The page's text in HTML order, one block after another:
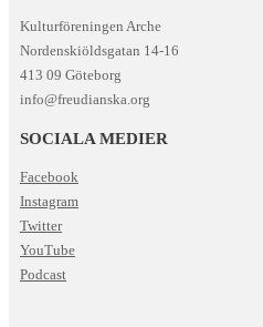
Kulturföreningen Arche
Nordenskiöldsgatan 14-16
413 09 Göteborg
info@freudianska.org
SOCIALA MEDIER
Facebook
Instagram
Twitter
YouTube
Podcast